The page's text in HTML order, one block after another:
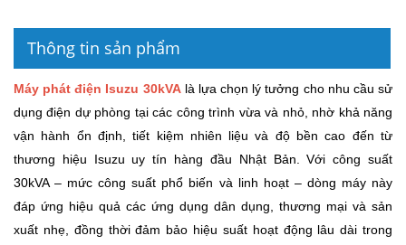
Thông tin sản phẩm
Máy phát điện Isuzu 30kVAlà lựa chọn lý tưởng cho nhu cầu sử
dụng điện dự phòng tại các công trình vừa và nhỏ, nhờ khả năng
vận hành ổn định, tiết kiệm nhiên liệu và độ bền cao đến từ
thương hiệu Isuzu uy tín hàng đầu Nhật Bản. Với công suất
30kVA – mức công suất phổ biến và linh hoạt – dòng máy này
đáp ứng hiệu quả các ứng dụng dân dụng, thương mại và sản
xuất nhẹ, đồng thời đảm bảo hiệu suất hoạt động lâu dài trong